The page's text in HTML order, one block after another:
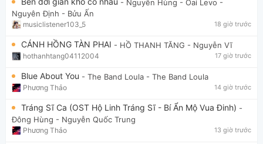
- Nguyên Hùng - Oai Levo -
Nguyên Định - Bửu Ấn
musiclistener103_5 18 giờ trước
CÁNH HỒNG TÀN PHAI - HỒ THANH TĂNG - Nguyễn Vĩ
hothanhtang04112004 17 giờ trước
Blue About You - The Band Loula - The Band Loula
Phương Thảo 14 giờ trước
Tráng Sĩ Ca (OST Hộ Linh Tráng Sĩ - Bí Ẩn Mộ Vua Đinh) -
Đông Hùng - Nguyễn Quốc Trung
Phương Thảo 13 giờ trước